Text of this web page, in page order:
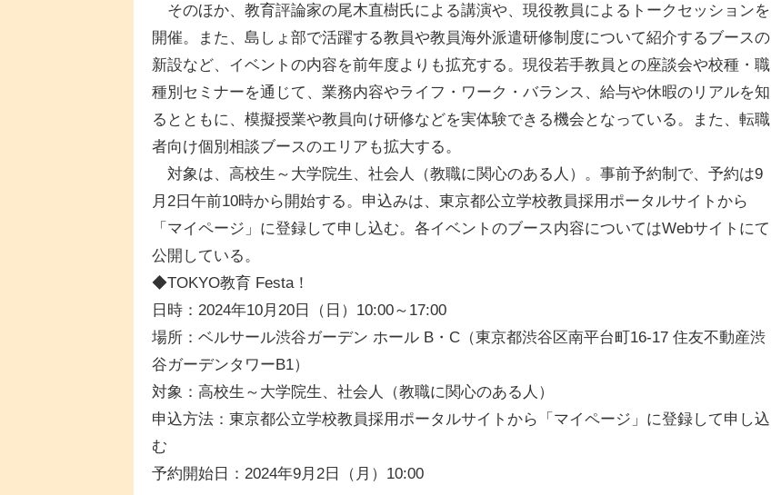
そのほか、教育評論家の尾木直樹氏による講演や、現役教員によるトークセッションを
開催。また、島しょ部で活躍する教員や教員海外派遣研修制度について紹介するブースの
新設など、イベントの内容を前年度よりも拡充する。現役若手教員との座談会や校種・職
種別セミナーを通じて、業務内容やライフ・ワーク・バランス、給与や休暇のリアルを知
るとともに、模擬授業や教員向け研修などを実体験できる機会となっている。また、転職
者向け個別相談ブースのエリアも拡大する。
対象は、高校生～大学院生、社会人（教職に関心のある人）。事前予約制で、予約は9
月2日午前10時から開始する。申込みは、東京都公立学校教員採用ポータルサイトから
「マイページ」に登録して申し込む。各イベントのブース内容についてはWebサイトにて
公開している。
◆TOKYO教育 Festa！
日時：2024年10月20日（日）10:00～17:00
場所：ベルサール渋谷ガーデン ホール B・C（東京都渋谷区南平台町16-17 住友不動産渋
谷ガーデンタワーB1）
対象：高校生～大学院生、社会人（教職に関心のある人）
申込方法：東京都公立学校教員採用ポータルサイトから「マイページ」に登録して申し込
む
予約開始日：2024年9月2日（月）10:00